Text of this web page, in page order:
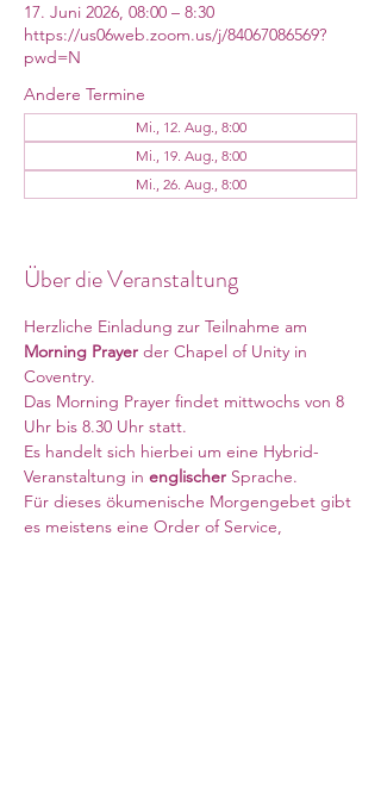
17. Juni 2026, 08:00 – 8:30
https://us06web.zoom.us/j/84067086569?
pwd=N
Andere Termine
Mi., 12. Aug., 8:00
Mi., 19. Aug., 8:00
Mi., 26. Aug., 8:00
Über die Veranstaltung
Herzliche Einladung zur Teilnahme am
Morning Prayer der Chapel of Unity in
Coventry.
Das Morning Prayer findet mittwochs von 8
Uhr bis 8.30 Uhr statt.
Es handelt sich hierbei um eine Hybrid-
Veranstaltung in englischer Sprache.
Für dieses ökumenische Morgengebet gibt
es meistens eine Order of Service,